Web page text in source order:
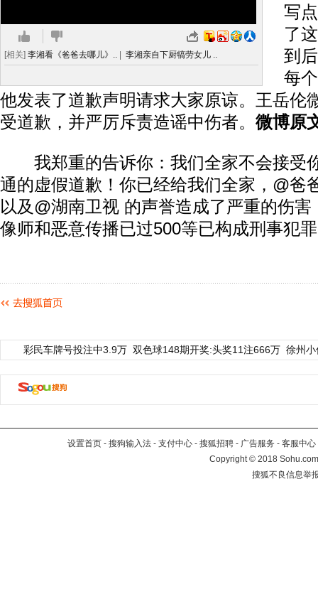
[相关] 李湘看《爸爸去哪儿》.. 李湘亲自下厨犒劳女儿 ..
写
了
到
每
他发表了道歉声明请求大家原谅。王岳伦
受道歉，并严厉斥责造谣中伤者。 微博原
我郑重的告诉你：我们全家不会接受
通的虚假道歉！你已经给我们全家，@爸
以及@湖南卫视 的声誉造成了严重的伤
像师和恶意传播已过500等已构成刑事犯
彩民车牌号投注中3.9万 双色球148期开奖:头奖11注666万 徐州
设置首页 - 搜狗输入法 - 支付中心 - 搜狐招聘 - 广告服务 - 客服中心
Copyright©2018
搜狐不良信息举